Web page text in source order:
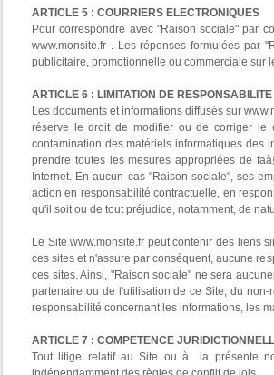
ARTICLE 5 : COURRIERS ELECTRONIQUES
Pour correspondre avec "Raison sociale" par
www.monsite.fr . Les réponses formulées par
publicitaire, promotionnelle ou commerciale sur
ARTICLE 6 : LIMITATION DE RESPONSABILITE
Les documents et informations diffusés sur
réserve le droit de modifier ou de corriger le
contamination des matériels informatiques des
prendre toutes les mesures appropriées de
Internet. En aucun cas "Raison sociale", ses
action en responsabilité contractuelle, en
qu'il soit ou de tout préjudice, notamment, de
Le Site www.monsite.fr peut contenir des liens
ces sites et n'assure par conséquent, aucune
ces sites. Ainsi, "Raison sociale" ne sera
partenaire ou de l'utilisation de ce Site, du
responsabilité concernant les informations, les
ARTICLE 7 : COMPETENCE
Tout litige relatif au Site ou à la présente